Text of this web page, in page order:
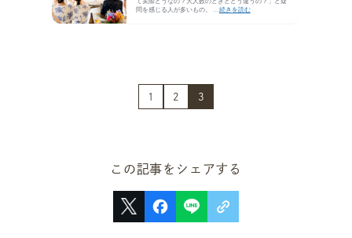
1 2 3
この記事をシェアする